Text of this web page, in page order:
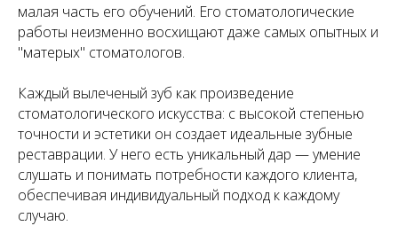
малая часть его обучений. Его стоматологические
работы неизменно восхищают даже самых опытных и
"матерых" стоматологов.
Каждый вылеченый зуб как произведение
стоматологического искусства: с высокой степенью
точности и эстетики он создает идеальные зубные
реставрации. У него есть уникальный дар — умение
слушать и понимать потребности каждого клиента,
обеспечивая индивидуальный подход к каждому
случаю.